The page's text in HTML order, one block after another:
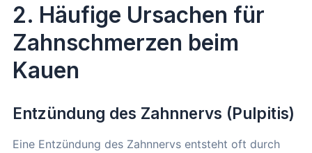
2. Häufige Ursachen für
Zahnschmerzen beim
Kauen
Entzündung des Zahnnervs (Pulpitis)
Eine Entzündung des Zahnnervs entsteht oft durch